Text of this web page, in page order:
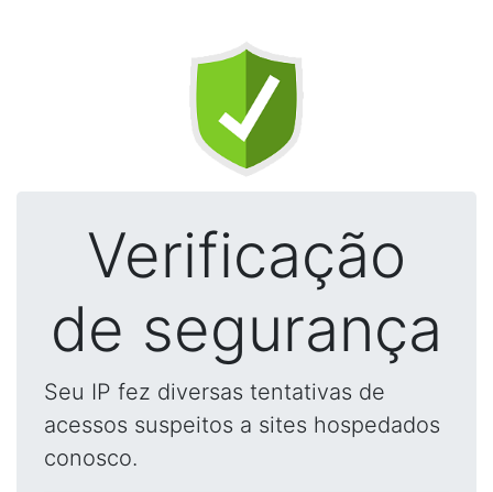
Verificação
de segurança
Seu IP fez diversas tentativas de
acessos suspeitos a sites hospedados
conosco.